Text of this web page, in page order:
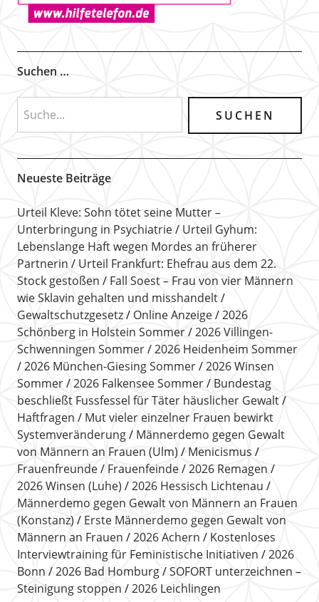
Suchen …
Neueste Beiträge
Urteil Kleve: Sohn tötet seine Mutter –
Unterbringung in Psychiatrie
Urteil Gyhum:
Lebenslange Haft wegen Mordes an früherer
Partnerin
Urteil Frankfurt: Ehefrau aus dem 22.
Stock gestoßen
Fall Soest – Frau von vier Männern
wie Sklavin gehalten und misshandelt
Gewaltschutzgesetz
Online Anzeige
2026
Schönberg in Holstein Sommer
2026 Villingen-
Schwenningen Sommer
2026 Heidenheim Sommer
2026 München-Giesing Sommer
2026 Winsen
Sommer
2026 Falkensee Sommer
Bundestag
beschließt Fussfessel für Täter häuslicher Gewalt
Haftfragen
Mut vieler einzelner Frauen bewirkt
Systemveränderung
Männerdemo gegen Gewalt
von Männern an Frauen (Ulm)
Menicismus
Frauenfreunde
Frauenfeinde
2026 Remagen
2026 Winsen (Luhe)
2026 Hessisch Lichtenau
Männerdemo gegen Gewalt von Männern an Frauen
(Konstanz)
Erste Männerdemo gegen Gewalt von
Männern an Frauen
2026 Achern
Kostenloses
Interviewtraining für Feministische Initiativen
2026
Bonn
2026 Bad Homburg
SOFORT unterzeichnen –
Steinigung stoppen
2026 Leichlingen